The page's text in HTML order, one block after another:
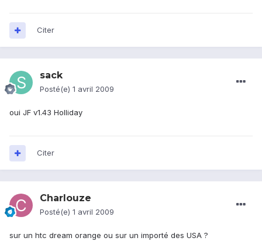
Citer
sack
Posté(e) 1 avril 2009
oui JF v1.43 Holliday
Citer
Charlouze
Posté(e) 1 avril 2009
sur un htc dream orange ou sur un importé des USA ?